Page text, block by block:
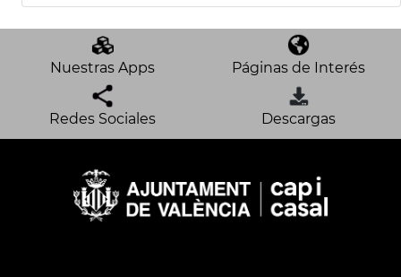
Nuestras Apps Páginas de Interés
Redes Sociales Descargas